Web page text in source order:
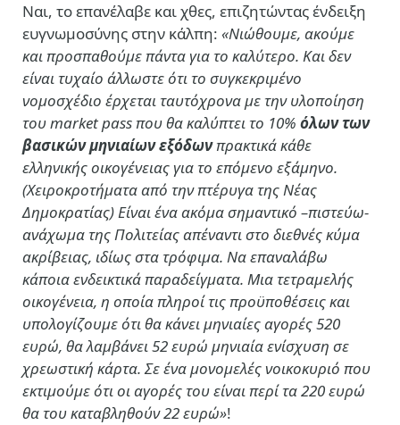
Ναι, το επανέλαβε και χθες, επιζητώντας ένδειξη
ευγνωμοσύνης στην κάλπη: «Νιώθουμε, ακούμε
και προσπαθούμε πάντα για το καλύτερο. Και δεν
είναι τυχαίο άλλωστε ότι το συγκεκριμένο
νομοσχέδιο έρχεται ταυτόχρονα με την υλοποίηση
του market pass που θα καλύπτει το 10% όλων των
βασικών μηνιαίων εξόδωνπρακτικά κάθε
ελληνικής οικογένειας για το επόμενο εξάμηνο.
(Χειροκροτήματα από την πτέρυγα της Νέας
Δημοκρατίας)Είναι ένα ακόμα σημαντικό –πιστεύω-
ανάχωμα της Πολιτείας απέναντι στο διεθνές κύμα
ακρίβειας, ιδίως στα τρόφιμα. Να επαναλάβω
κάποια ενδεικτικά παραδείγματα. Μια τετραμελής
οικογένεια, η οποία πληροί τις προϋποθέσεις και
υπολογίζουμε ότι θα κάνει μηνιαίες αγορές 520
ευρώ, θα λαμβάνει 52 ευρώ μηνιαία ενίσχυση σε
χρεωστική κάρτα. Σε ένα μονομελές νοικοκυριό που
εκτιμούμε ότι οι αγορές του είναι περί τα 220 ευρώ
θα του καταβληθούν 22 ευρώ»!